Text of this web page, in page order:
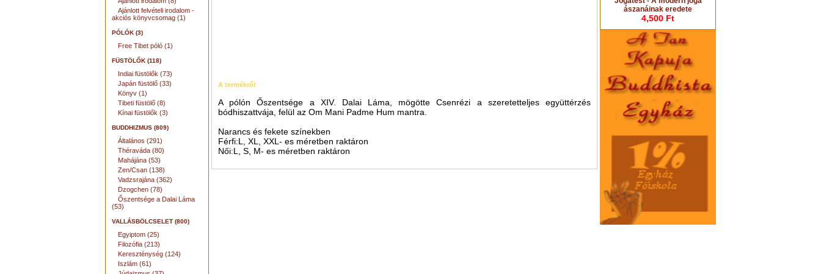
Ajánlott felvételi irodalom -
akciós könyvcsomag (1)
PÓLÓK (3)
Free Tibet póló (1)
FÜSTÖLŐK (118)
Indiai füstölők (73)
Japán füstölő (33)
Könyv (1)
Tibeti füstölő (8)
Kínai füstölők (3)
BUDDHIZMUS (809)
Általános (291)
Théraváda (80)
Mahájána (53)
Zen/Csan (138)
Vadzsrajána (362)
Dzogchen (78)
Őszentsége a Dalai Láma
(53)
VALLÁSBÖLCSELET (800)
Egyiptom (25)
Filozófia (213)
Kereszténység (124)
Iszlám (61)
ászanáinak eredete
4,500 Ft
A termékről
A pólón Őszentsége a XIV. Dalai Láma, mögötte Csenrézi a szeretetteljes együttérzés
bódhiszattvája, felül az Om Mani Padme Hum mantra.
Narancs és fekete színekben
Férfi:L, XL, XXL- es méretben raktáron
Női:L, S, M- es méretben raktáron